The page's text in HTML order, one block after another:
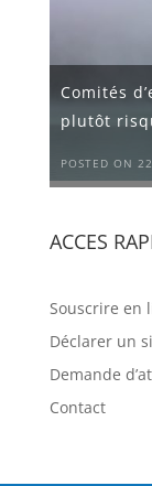
Comités
plutôt
POSTED ON
ACCES
Souscrire en
Déclarer un
Demande
Contact